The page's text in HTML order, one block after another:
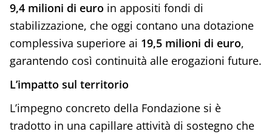
9,4 milioni di euro in appositi fondi di
stabilizzazione, che oggi contano una dotazione
complessiva superiore ai 19,5 milioni di euro,
garantendo così continuità alle erogazioni future.
L’impatto sul territorio
L’impegno concreto della Fondazione si è
tradotto in una capillare attività di sostegno che